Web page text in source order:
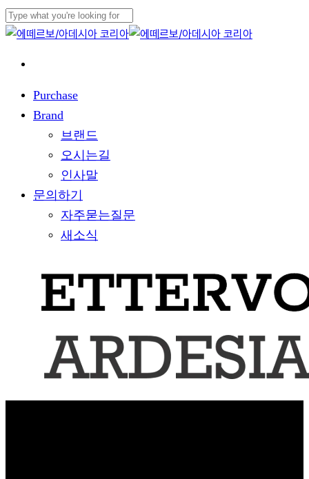
Skip
to
Close
Purchase
Brand
브랜드
오시는길
인사말
문의하기
자주묻는질문
새소식